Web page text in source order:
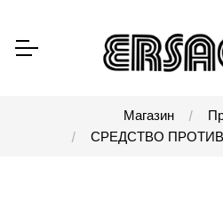
Магазин
СРЕДСТВО